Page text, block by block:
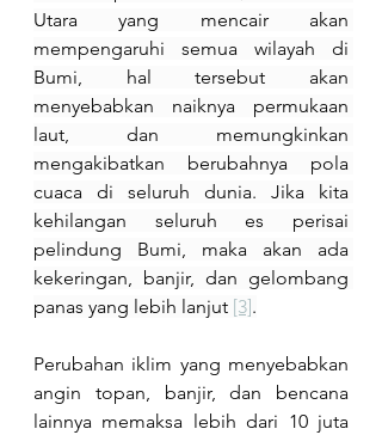
Utara yang mencair akan
mempengaruhi semua wilayah di
Bumi, hal tersebut akan
menyebabkan naiknya permukaan
laut, dan memungkinkan
mengakibatkan berubahnya pola
cuaca di seluruh dunia. Jika kita
kehilangan seluruh es perisai
pelindung Bumi, maka akan ada
kekeringan, banjir, dan gelombang
panas yang lebih lanjut [3].
Perubahan iklim yang menyebabkan
angin topan, banjir, dan bencana
lainnya memaksa lebih dari 10 juta